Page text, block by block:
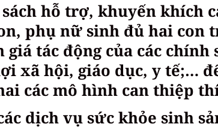
hỗ trợ, khuyến khích
phụ nữ sinh đủ hai con
tác động của các chính
xã hội, giáo dục, y tế;…
các mô hình can thiệp
dịch vụ sức khỏe sinh